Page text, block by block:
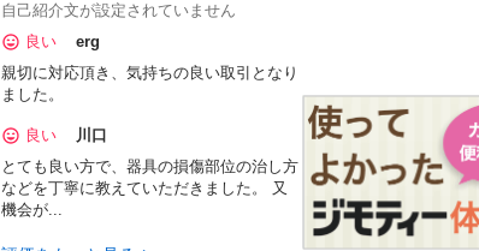
自己紹介文が設定されていません
良い
erg
親切に対応頂き、気持ちの良い取引となり
ました。
良い
川口
とても良い方で、器具の損傷部位の治し方
などを丁寧に教えていただきました。 又
機会が...